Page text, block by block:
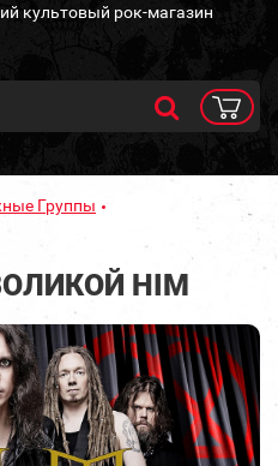
культовый рок-магазин
Группы
HIM